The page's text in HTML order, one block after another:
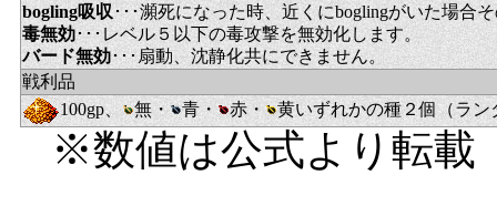
bogling吸収 ･･･瀕死になった時、近くにboglingがいた場合
毒無効･･･レベル５以下の毒攻撃を無効化します。
バード無効･･･扇動、沈静化共にできません。
戦利品
100gp、
無・ 青・ 赤・ 黄いずれかの種２個（ラン
※数値は公式より転載